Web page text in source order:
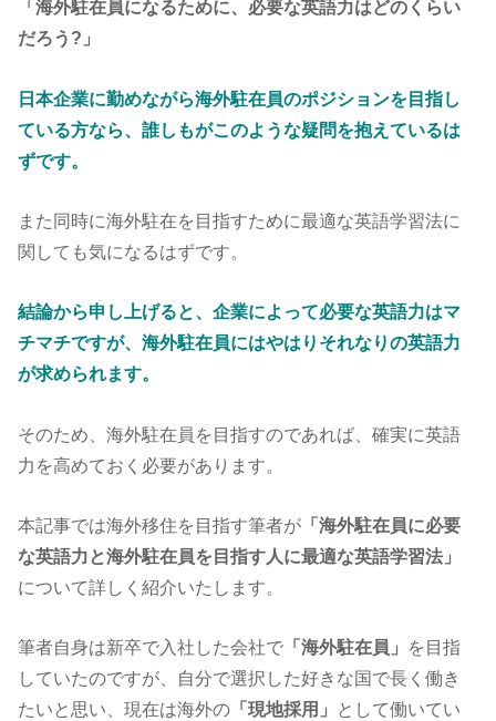
「海外駐在員になるために、必要な英語力はどのくらい
だろう?」
日本企業に勤めながら海外駐在員のポジションを目指し
ている方なら、誰しもがこのような疑問を抱えているは
ずです。
また同時に海外駐在を目指すために最適な英語学習法に
関しても気になるはずです。
結論から申し上げると、企業によって必要な英語力はマ
チマチですが、海外駐在員にはやはりそれなりの英語力
が求められます。
そのため、海外駐在員を目指すのであれば、確実に英語
力を高めておく必要があります。
本記事では海外移住を目指す筆者が 「海外駐在員に必要
な英語力と海外駐在員を目指す人に最適な英語学習法 」
について詳しく紹介いたします。
筆者自身は新卒で入社した会社で 「海外駐在員」 を目指
していたのですが、自分で選択した好きな国で長く働き
たいと思い、現在は海外の 「現地採用」
として働いてい